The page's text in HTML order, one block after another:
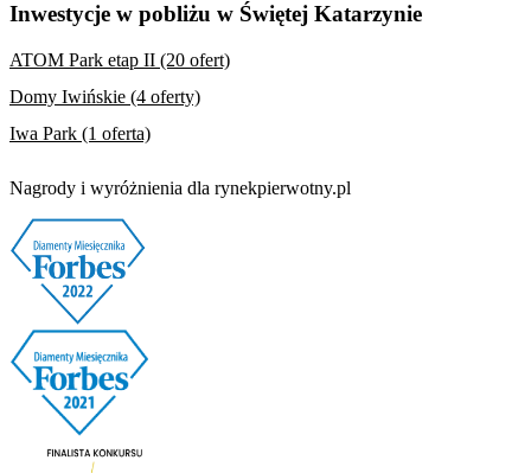
Inwestycje w pobliżu w Świętej Katarzynie
ATOM Park etap II (20 ofert)
Domy Iwińskie (4 oferty)
Iwa Park (1 oferta)
Nagrody i wyróżnienia dla rynekpierwotny.pl